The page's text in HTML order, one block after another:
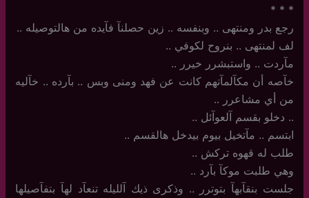
‏*‏ * *
رجع بدر ومنتهى .. وبنفسه .. زين حصلنآ فآيده من هالتوصيله ..
لف لمنتهى .. بنروح لكوفي ..
مآردت .. واستبشرر خيرر ..
خآصه أن مكآلمآتهم كانت عن فهد ومنى وبس .. بآرده .. خآليه
من أي مشاعرر ..
..‏ دخلو بقسم آلعوآئل ..
ابتسم .. مآتخيل بيوم بيدخل هالقسم ..
طلب له قهوه تركش ..
وهي طلبت موكآ بآرد ..
جلست بنقآبهآ بتوترر .. وذكرى ذيك آلليله تنعآد لهآ بتفآصيلها